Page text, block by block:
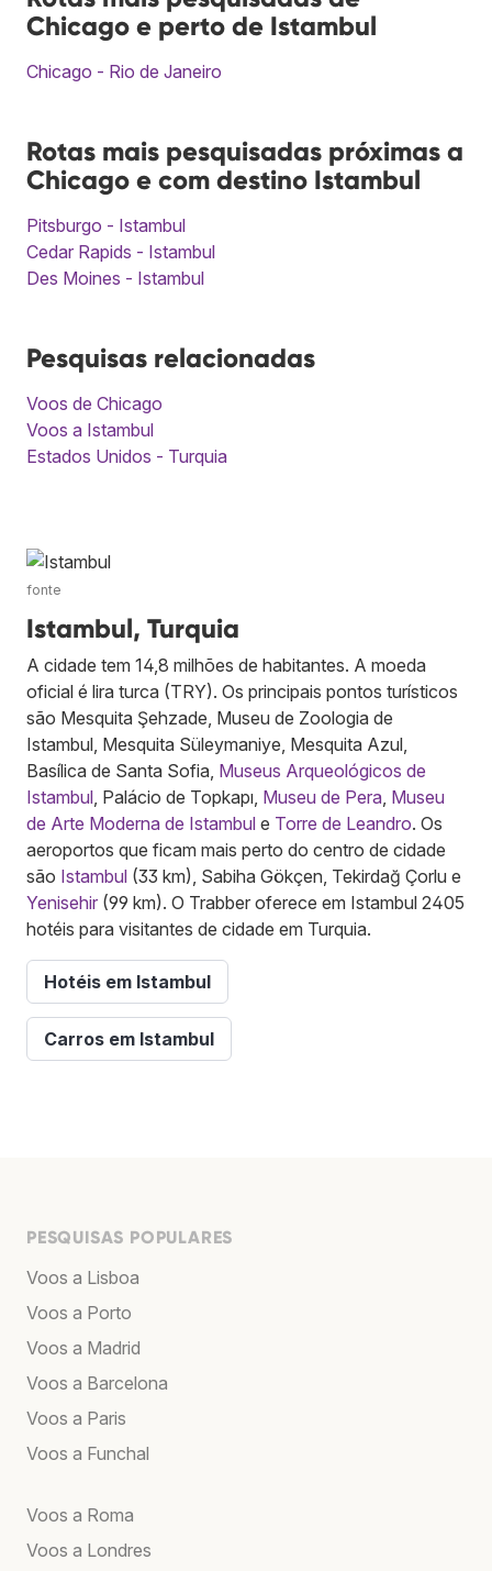
Chicago e perto de Istambul
Chicago - Rio de Janeiro
Rotas mais pesquisadas próximas a
Chicago e com destino Istambul
Pitsburgo - Istambul
Cedar Rapids - Istambul
Des Moines - Istambul
Pesquisas relacionadas
Voos de Chicago
Voos a Istambul
Estados Unidos - Turquia
fonte
Istambul, Turquia
A cidade tem 14,8 milhões de habitantes. A moeda
oficial é lira turca (TRY). Os principais pontos turísticos
são Mesquita Şehzade, Museu de Zoologia de
Istambul, Mesquita Süleymaniye, Mesquita Azul,
Basílica de Santa Sofia, Museus Arqueológicos de
Istambul, Palácio de Topkapı, Museu de Pera, Museu
de Arte Moderna de Istambul e Torre de Leandro. Os
aeroportos que ficam mais perto do centro de cidade
são Istambul (33 km), Sabiha Gökçen, Tekirdağ Çorlu e
Yenisehir (99 km). O Trabber oferece em Istambul 2405
hotéis para visitantes de cidade em Turquia.
Hotéis em Istambul
Carros em Istambul
PESQUISAS POPULARES
Voos a Lisboa
Voos a Porto
Voos a Madrid
Voos a Barcelona
Voos a Paris
Voos a Funchal
Voos a Roma
Voos a Londres